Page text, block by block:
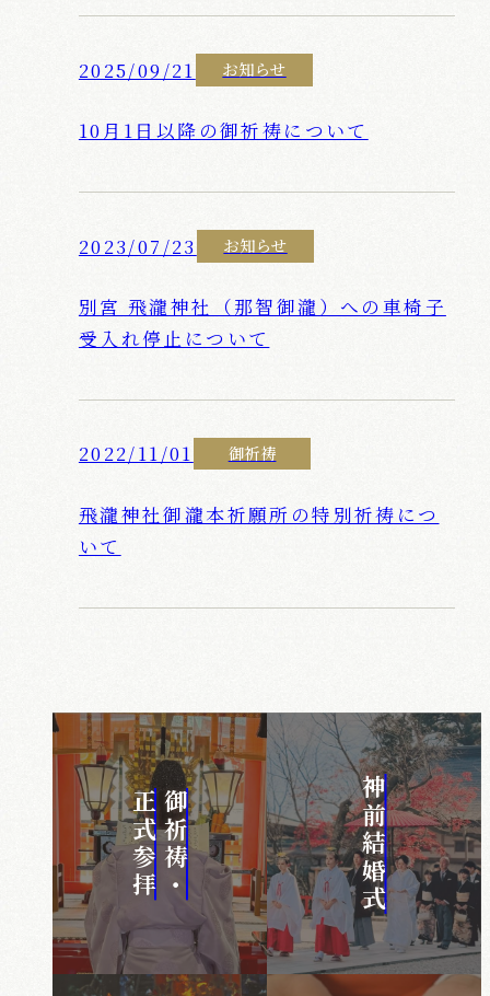
2025/09/21 お知らせ
10月1日以降の御祈祷について
2023/07/23 お知らせ
別宮 飛瀧神社（那智御瀧）への車椅子
受入れ停止について
2022/11/01 御祈祷
飛瀧神社御瀧本祈願所の特別祈祷につ
いて
御祈祷・
正式参拝 神前結婚式